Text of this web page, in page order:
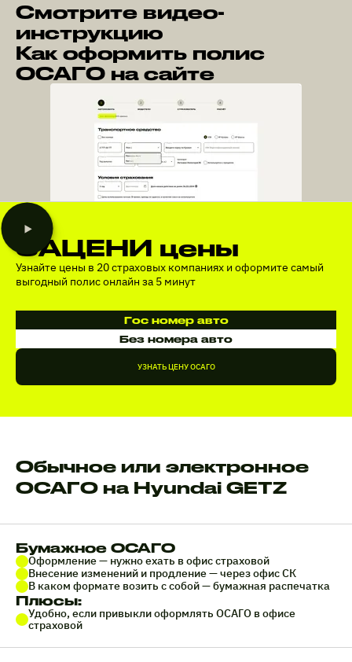
Смотрите видео-
инструкцию
Как оформить полис
ОСАГО на сайте
ЗАЦЕНИ цены
Узнайте цены в 20 страховых компаниях и оформите самый
выгодный полис онлайн за 5 минут
Гос номер авто
Без номера авто
УЗНАТЬ ЦЕНУ ОСАГО
Обычное или электронное
ОСАГО на Hyundai GETZ
Бумажное ОСАГО
Оформление — нужно ехать в офис страховой
Внесение изменений и продление — через офис СК
В каком формате возить с собой — бумажная распечатка
Плюсы:
Удобно, если привыкли оформлять ОСАГО в офисе
страховой